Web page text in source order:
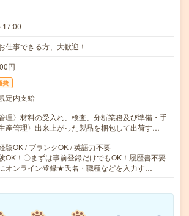
17:00
仕事できる方、大歓迎！
円
費
定内支給
理〉材料の受入れ、検査、分析業務及び準備・手
産管理〉出来上がった製品を梱包して出荷す…
験OK / ブランクOK / 英語力不要
OK！〇まずは事前登録だけでもOK！履歴書不要
オンライン登録★氏名・職種などを入力す…